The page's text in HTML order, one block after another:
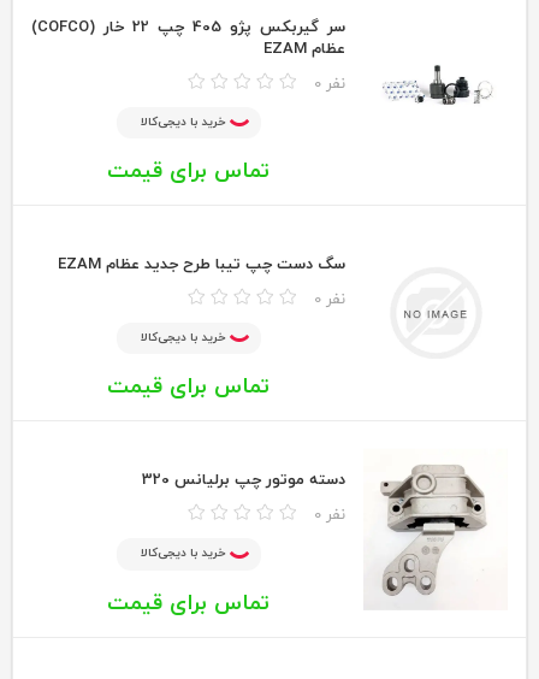
سر گيربكس پژو 405 چپ 22 خار (COFCO)
عظام EZAM
0 نفر
خرید با دیجی‌کالا
تماس برای قیمت
سگ دست چپ تيبا طرح جديد عظام EZAM
0 نفر
خرید با دیجی‌کالا
تماس برای قیمت
دسته موتور چپ برلیانس 320
0 نفر
خرید با دیجی‌کالا
تماس برای قیمت